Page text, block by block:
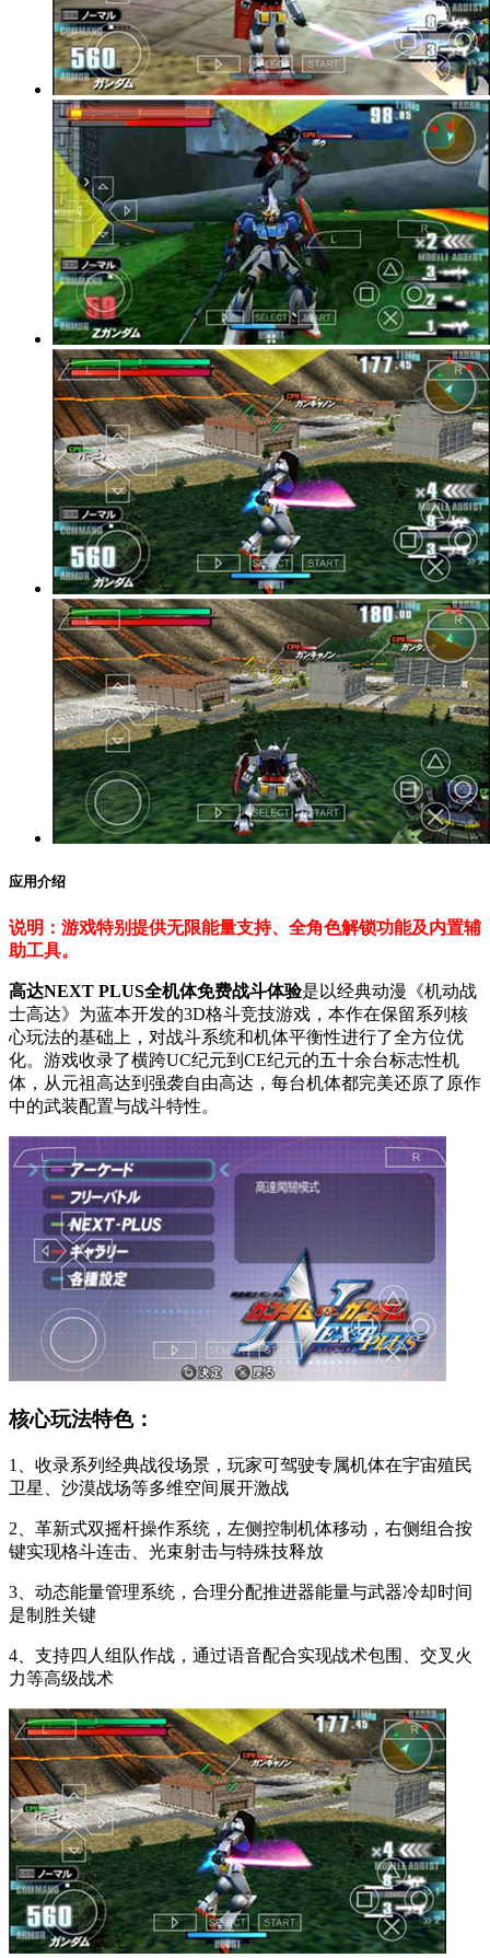
应用介绍
说明：游戏特别提供无限能量支持、全角色解锁功能及内置辅
助工具。
高达NEXT PLUS全机体免费战斗体验是以经典动漫《机动战
士高达》为蓝本开发的3D格斗竞技游戏，本作在保留系列核
心玩法的基础上，对战斗系统和机体平衡性进行了全方位优
化。游戏收录了横跨UC纪元到CE纪元的五十余台标志性机
体，从元祖高达到强袭自由高达，每台机体都完美还原了原作
中的武装配置与战斗特性。
核心玩法特色：
1、收录系列经典战役场景，玩家可驾驶专属机体在宇宙殖民
卫星、沙漠战场等多维空间展开激战
2、革新式双摇杆操作系统，左侧控制机体移动，右侧组合按
键实现格斗连击、光束射击与特殊技释放
3、动态能量管理系统，合理分配推进器能量与武器冷却时间
是制胜关键
4、支持四人组队作战，通过语音配合实现战术包围、交叉火
力等高级战术